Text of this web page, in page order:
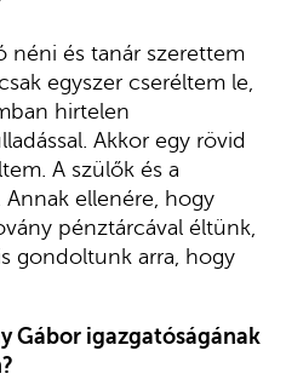
és tanár szerettem
egyszer cseréltem le,
hirtelen
Akkor egy rövid
A szülők és a
ellenére, hogy
pénztárcával éltünk,
gondoltunk arra, hogy
Gábor igazgatóságának